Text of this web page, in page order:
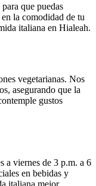
que puedas
la comodidad de tu
italiana en Hialeah.
vegetarianas. Nos
asegurando que la
gustos
a viernes de 3 p.m. a 6
en bebidas y
italiana mejor